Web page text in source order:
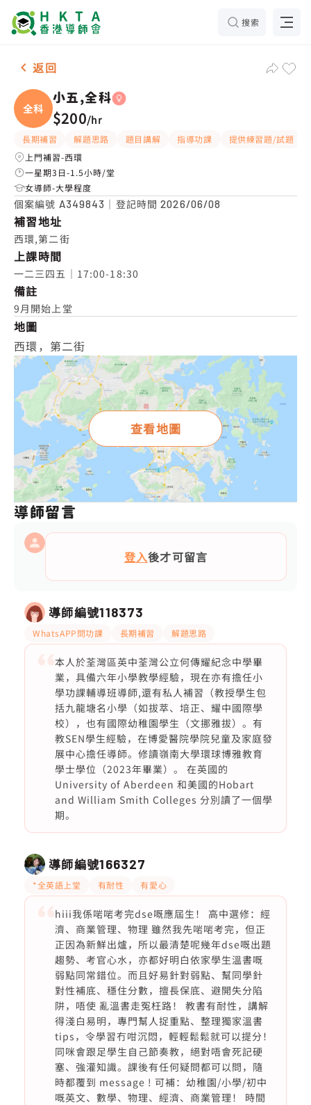
搜索
女-1名 小五,全科，西環 補習推介
返回
全科
小五,全科
$200/hr
長期補習 解題思路 題目講解 指導功課 提供練習題/試題
上門補習-西環
一星期3日-1.5小時/堂
女導師-大學程度
個案編號 A349843 ｜登記時間2026/06/08
補習地址
西環,第二街
上課時間
一二三四五｜17:00-18:30
備註
9月開始上堂
地圖
西環，第二街
查看地圖
導師留言
登入後才可留言
導師編號118373
WhatsAPP問功課 長期補習 解題思路
本人於荃灣區英中荃灣公立何傳耀紀念中學畢
業，具備六年小學教學經驗，現在亦有擔任小
學功課輔導班導師,還有私人補習（教授學生包
括九龍塘名小學（如拔萃、培正、耀中國際學
校），也有國際幼稚園學生（文挪雅拔）。有
教SEN學生經驗，在博愛醫院學院兒童及家庭發
展中心擔任導師。修讀嶺南大學環球博雅教育
學士學位（2023年畢業）。 在英國的
University of Aberdeen 和美國的Hobart
and William Smith Colleges 分別讀了一個學
期。
導師編號166327
*全英語上堂 有耐性 有愛心
hiii我係啱啱考完dse嘅應屆生！ 高中選修：經
濟、商業管理、物理 雖然我先啱啱考完，但正
正因為新鮮出爐，所以最清楚呢幾年dse嘅出題
趨勢、考官心水，亦都好明白依家學生溫書嘅
弱點同常錯位。而且好易針對弱點、幫同學針
對性補底、穩住分數，擅長保底、避開失分陷
阱，唔使 亂溫書走冤枉路！ 教書有耐性，講解
得淺白易明，專門幫人捉重點、整理獨家溫書
tips，令學習冇咁沉悶，輕輕鬆鬆就可以提分！
同咪會跟足學生自己節奏教，絕對唔會死記硬
塞、強灌知識。課後有任何疑問都可以問，隨
時都覆到 message ! 可補：幼稚園/小學/初中
嘅英文、數學、物理、經濟、商業管理！ 時間